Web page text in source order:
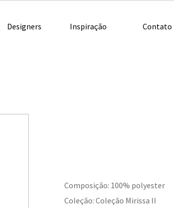
Designers Inspiração Contato
Composição: 100% polyester
Coleção: Coleção Mirissa II